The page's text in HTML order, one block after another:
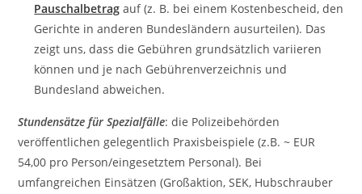
Pauschalbetrag auf (z. B. bei einem Kostenbescheid, den
Gerichte in anderen Bundesländern ausurteilen). Das
zeigt uns, dass die Gebühren grundsätzlich variieren
können und je nach Gebührenverzeichnis und
Bundesland abweichen.
Stundensätze für Spezialfälle: die Polizeibehörden
veröffentlichen gelegentlich Praxisbeispiele (z.B. ~ EUR
54,00 pro Person/eingesetztem Personal). Bei
umfangreichen Einsätzen (Großaktion, SEK, Hubschrauber